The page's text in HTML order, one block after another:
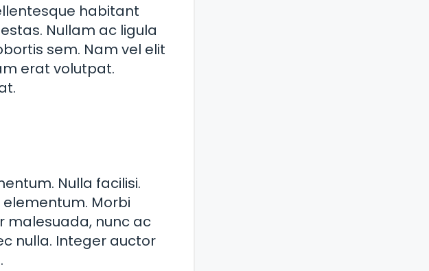
habitant
Nullam ac ligula
sem. Nam vel elit
erat volutpat.
Nulla facilisi.
Morbi
malesuada, nunc ac
nulla. Integer auctor